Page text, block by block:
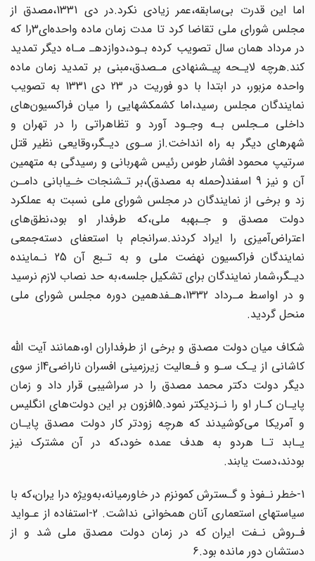
اما این قدرت بی‌سابقه،عمر زیادی نکرد.در دی‌ 1331‌،مصدق‌ از
مجلس شورای ملی‌ تقاضا کرد تا مدت‌ زمان‌ ماده واحده‌ای‌3را که
در مرداد همان سال تصویب کرده بـود،دوازدهـ‌ مـاه دیگر تمدید
کند.هرچه لایـحه پیـشنهادی‌ مـصدق‌،مبنی‌ بر تمدید زمان ماده
واحده مزبور، در ابتدا با دو‌ فوریت در 23 دی 1331 به تصویب
نمایندگان مجلس رسید،اما کشمکشهایی را میان فراکسیون‌های
داخلی مـجلس بـه‌ وجـود‌ آورد‌ و تظاهراتی را در تهران و
شهرهای دیگر به راه‌ انداخت.از سـوی‌ دیـگر‌،وقایعی نظیر قتل
سرتیپ محمود افشار طوس رئیس شهربانی و رسیدگی به متهمین
آن و نیز 9 اسفند(حمله‌ به‌ مصدق‌)،بر تـشنجات خـیابانی دامـن
زد و برخی‌ از نمایندگان در مجلس شورای ملی‌ نسبت‌ به‌ عملکرد
دولت مصدق و جـبهبه ملی،که طرفدار او بود،نطق‌های
اعتراض‌آمیزی را ایراد کردند‌.سرانجام‌ با‌ استعفای دسته‌جمعی
نمایندگان‌ فراکسیون نهضت ملی و به تـبع آن 25 نـماینده
دیـگر،شمار نمایندگان‌ برای‌ تشکیل جلسه،به حد نصاب لازم نرسید
و در اواسط مـرداد 1332،هـفدهمین دوره‌ مجلس‌ شورای‌ ملی
منحل‌ گردید.
شکاف میان دولت مصدق و برخی از طرفداران او،همانند آیت اللّه‌
کاشانی‌ از یـک سـو و فـعالیت زیرزمینی افسران ناراضی‌4از سوی
دیگر دولت دکتر محمد‌ مصدق‌ را‌ در سراشیبی‌ قرار داد و زمان
پایـان کـار او را نـزدیکتر نمود.5افزون بر این دولت‌های‌ انگلیس‌
و آمریکا می‌کوشیدند که هرچه زودتر کار دولت مصدق پایـان
یـابد تـا هردو‌ به‌ هدف‌ عمده خود،که در آن‌ مشترک نیز
بودند،دست یابند.
1-خطر نـفوذ و گـسترش کمونزم در‌ خاورمیانه‌،به‌ویژه‌ درا یران،که با
سیاستهای استعماری‌ آنان همخوانی نداشت. 2-استفاده از عـواید‌
فـروش‌ نـفت ایران که در زمان دولت مصدق ملی شد و از
دستشان دور مانده بود.6